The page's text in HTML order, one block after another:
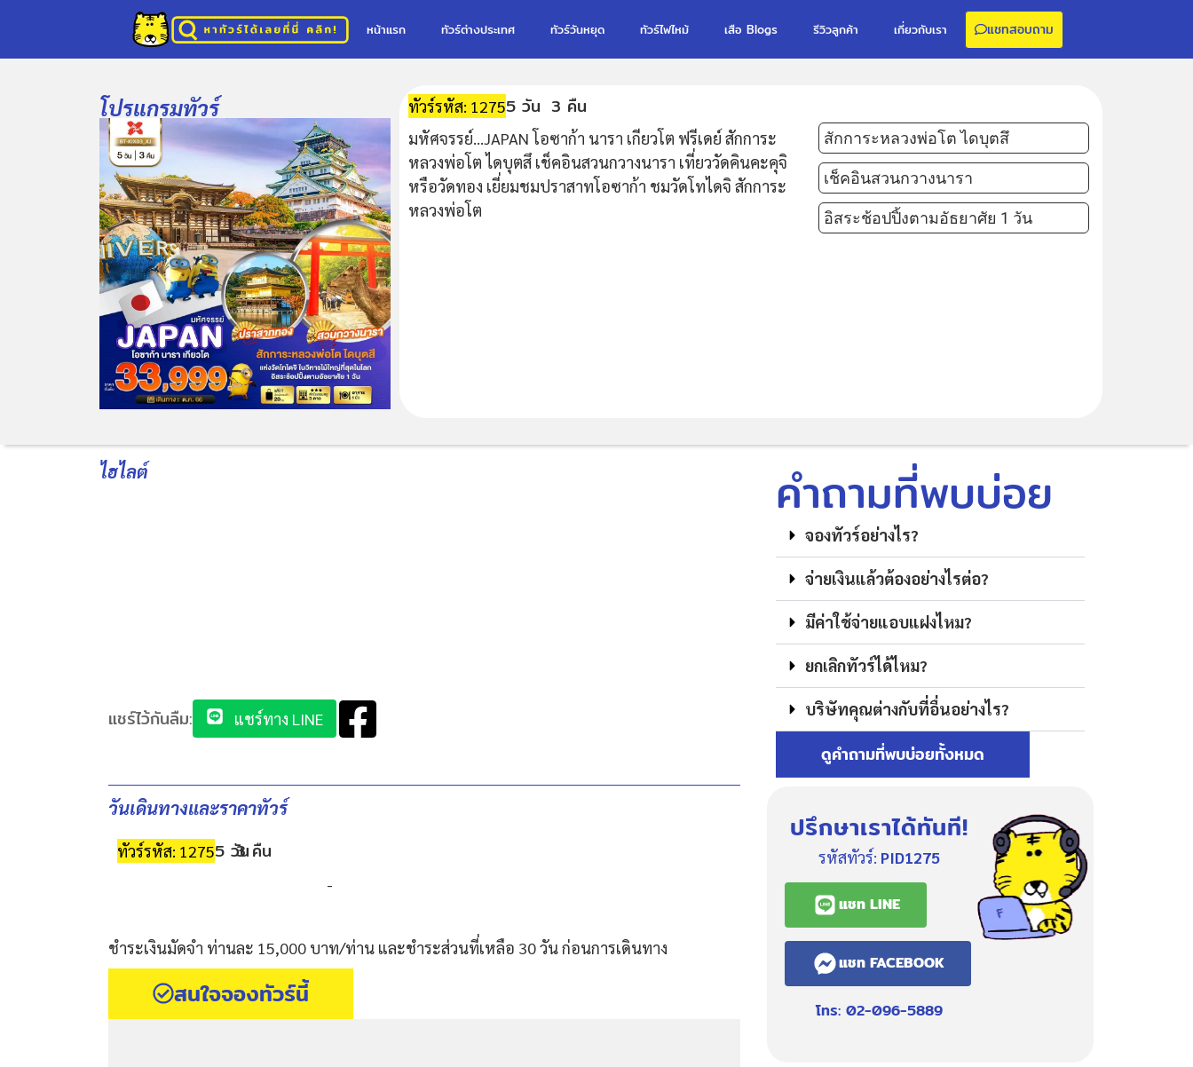
หน้าแรก ทัวร์ต่างประเทศ ทัวร์วันหยุด ทัวร์ไฟไหม้ เสือ Blogs รีวิวลูกค้า เกี่ยวกับเรา แชทสอบถาม
โปรแกรมทัวร์ ทัวร์รหัส: 12755 วัน 3 คืน
มหัศจรรย์...JAPAN โอซาก้า นารา เกียวโต ฟรีเดย์ สักการะ
หลวงพ่อโต ไดบุตสึ เช็คอินสวนกวางนารา เที่ยววัดคินคะคุจิ
หรือวัดทอง เยี่ยมชมปราสาทโอซาก้า ชมวัดโทไดจิ สักการะ
หลวงพ่อโต
สักการะหลวงพ่อโต ไดบุตสึ
เช็คอินสวนกวางนารา
อิสระช้อปปิ้งตามอัธยาศัย 1 วัน
ไฮไลต์
แชร์ไว้กันลืม: แชร์ทาง LINE
วันเดินทางและราคาทัวร์
ทัวร์รหัส: 12755 วัน3 คืน
-
ชำระเงินมัดจำ ท่านละ 15,000 บาท/ท่าน และชำระส่วนที่เหลือ 30 วัน ก่อนการเดินทาง
สนใจจองทัวร์นี้
คำถามที่พบบ่อย
จองทัวร์อย่างไร?
จ่ายเงินแล้วต้องอย่างไรต่อ?
มีค่าใช้จ่ายแอบแฝงไหม?
ยกเลิกทัวร์ได้ไหม?
บริษัทคุณต่างกับที่อื่นอย่างไร?
ดูคำถามที่พบบ่อยทั้งหมด
ปรึกษาเราได้ทันที!
รหัสทัวร์: PID1275
แชท LINE
แชท FACEBOOK
โทร: 02-096-5889